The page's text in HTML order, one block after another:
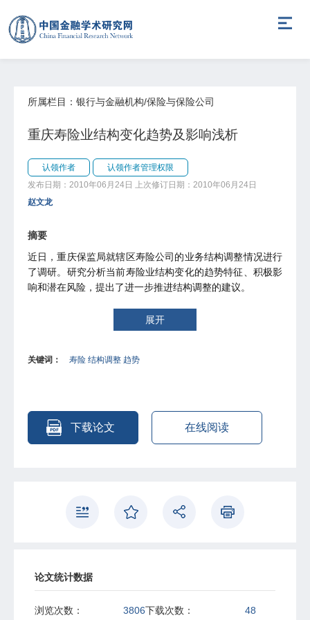
所属栏目：银行与金融机构/保险与保险公司
重庆寿险业结构变化趋势及影响浅析
认领作者
认领作者管理权限
发布日期：2010年06月24日
上次修订日期：2010年06月24日
赵文龙
摘要
近日，重庆保监局就辖区寿险公司的业务结构调整情况进行
了调研。研究分析当前寿险业结构变化的趋势特征、积极影
响和潜在风险，提出了进一步推进结构调整的建议。
展开
关键词： 寿险 结构调整 趋势
下载论文 在线阅读
论文统计数据
浏览次数： 3806下载次数： 48